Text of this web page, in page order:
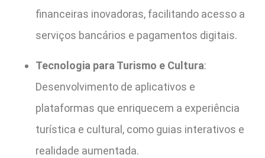
financeiras inovadoras, facilitando acesso a
serviços bancários e pagamentos digitais.
Tecnologia para Turismo e Cultura:
Desenvolvimento de aplicativos e
plataformas que enriquecem a experiência
turística e cultural, como guias interativos e
realidade aumentada.